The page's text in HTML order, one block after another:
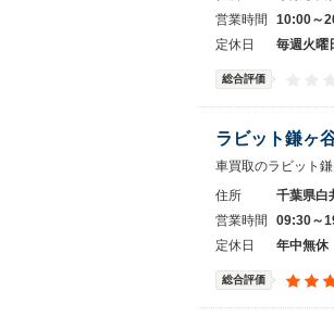
営業時間
10:00～
定休日
毎週火曜
総合評価
ラビット鎌ヶ
車買取のラビット
住所
千葉県白
営業時間
09:30～
定休日
年中無休
総合評価